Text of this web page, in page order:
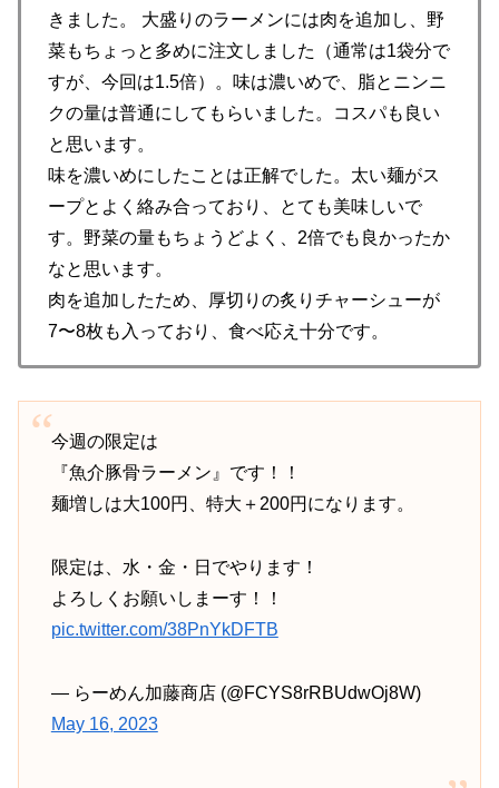
きました。 大盛りのラーメンには肉を追加し、野
菜もちょっと多めに注文しました（通常は1袋分で
すが、今回は1.5倍）。味は濃いめで、脂とニンニ
クの量は普通にしてもらいました。コスパも良い
と思います。
味を濃いめにしたことは正解でした。太い麺がス
ープとよく絡み合っており、とても美味しいで
す。野菜の量もちょうどよく、2倍でも良かったか
なと思います。
肉を追加したため、厚切りの炙りチャーシューが
7〜8枚も入っており、食べ応え十分です。
今週の限定は
『魚介豚骨ラーメン』です！！
麺増しは大100円、特大＋200円になります。
限定は、水・金・日でやります！
よろしくお願いしまーす！！
pic.twitter.com/38PnYkDFTB
— らーめん加藤商店 (@FCYS8rRBUdwOj8W)
May 16, 2023